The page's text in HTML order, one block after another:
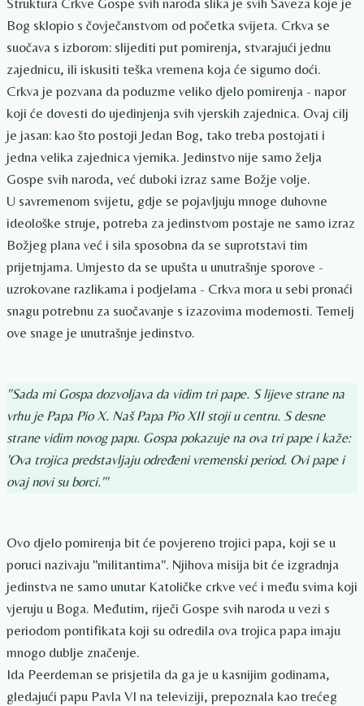
Struktura Crkve Gospe svih naroda slika je svih Saveza koje je
Bog sklopio s čovječanstvom od početka svijeta. Crkva se
suočava s izborom: slijediti put pomirenja, stvarajući jednu
zajednicu, ili iskusiti teška vremena koja će sigurno doći.
Crkva je pozvana da poduzme veliko djelo pomirenja - napor
koji će dovesti do ujedinjenja svih vjerskih zajednica. Ovaj cilj
je jasan: kao što postoji Jedan Bog, tako treba postojati i
jedna velika zajednica vjernika. Jedinstvo nije samo želja
Gospe svih naroda, već duboki izraz same Božje volje.
U savremenom svijetu, gdje se pojavljuju mnoge duhovne
ideološke struje, potreba za jedinstvom postaje ne samo izraz
Božjeg plana već i sila sposobna da se suprotstavi tim
prijetnjama. Umjesto da se upušta u unutrašnje sporove -
uzrokovane razlikama i podjelama - Crkva mora u sebi pronaći
snagu potrebnu za suočavanje s izazovima modernosti. Temelj
ove snage je unutrašnje jedinstvo.
"Sada mi Gospa dozvoljava da vidim tri pape. S lijeve strane na
vrhu je Papa Pio X. Naš Papa Pio XII stoji u centru. S desne
strane vidim novog papu. Gospa pokazuje na ova tri pape i kaže:
'Ova trojica predstavljaju određeni vremenski period. Ovi pape i
ovaj novi su borci.'"
Ovo djelo pomirenja bit će povjereno trojici papa, koji se u
poruci nazivaju "militantima". Njihova misija bit će izgradnja
jedinstva ne samo unutar Katoličke crkve već i među svima koji
vjeruju u Boga. Međutim, riječi Gospe svih naroda u vezi s
periodom pontifikata koji su odredila ova trojica papa imaju
mnogo dublje značenje.
Ida Peerdeman se prisjetila da ga je u kasnijim godinama,
gledajući papu Pavla VI na televiziji, prepoznala kao trećeg